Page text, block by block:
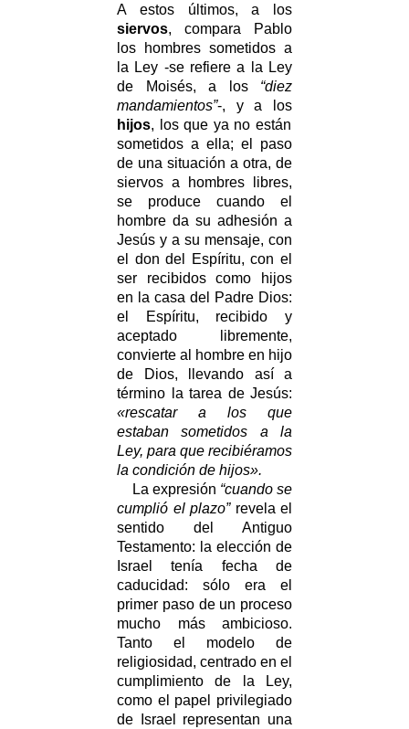
A estos últimos, a los
siervos, compara Pablo
los hombres sometidos a
la Ley -se refiere a la Ley
de Moisés, a los “diez
mandamientos”-, y a los
hijos, los que ya no están
sometidos a ella; el paso
de una situación a otra, de
siervos a hombres libres,
se produce cuando el
hombre da su adhesión a
Jesús y a su mensaje, con
el don del Espíritu, con el
ser recibidos como hijos
en la casa del Padre Dios:
el Espíritu, recibido y
aceptado libremente,
convierte al hombre en hijo
de Dios, llevando así a
término la tarea de Jesús:
«rescatar a los que
estaban sometidos a la
Ley, para que recibiéramos
la condición de hijos».
La expresión “cuando se
cumplió el plazo”revela el
sentido del Antiguo
Testamento: la elección de
Israel tenía fecha de
caducidad: sólo era el
primer paso de un proceso
mucho más ambicioso.
Tanto el modelo de
religiosidad, centrado en el
cumplimiento de la Ley,
como el papel privilegiado
de Israel representan una